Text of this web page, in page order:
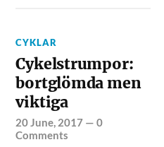
CYKLAR
Cykelstrumpor:
bortglömda men
viktiga
20 June, 2017 —0
Comments